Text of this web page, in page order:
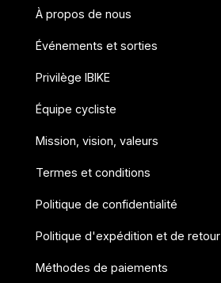
À propos de nous
Événements et sorties
Privilège IBIKE
Équipe cycliste
Mission, vision, valeurs
Termes et conditions
Politique de confidentialité
Politique d'expédition et de retour
Méthodes de paiements